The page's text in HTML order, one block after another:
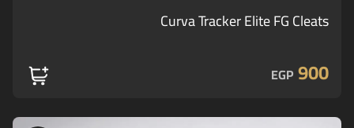
Curva Tracker Elite FG Cleats
900
EGP